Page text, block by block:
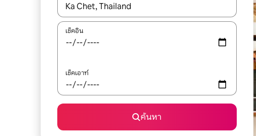
ใช้ลูกศรขึ้นลง หรือใช้การสัมผัสหรือปัด เพื่อสำรวจผลการค้นหา
เช็คอิน
เช็คเอาท์
ค้นหา